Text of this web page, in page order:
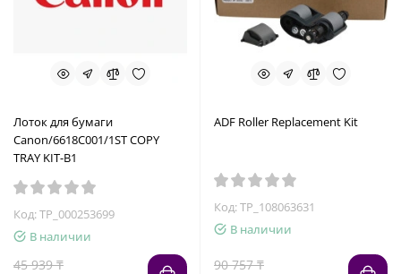
Лоток для бумаги
Canon/6618C001/1ST COPY
TRAY KIT-B1
Код: TP_000253699
В наличии
45 939 ₸
ADF Roller Replacement Kit
Код: TP_108063631
В наличии
90 757 ₸